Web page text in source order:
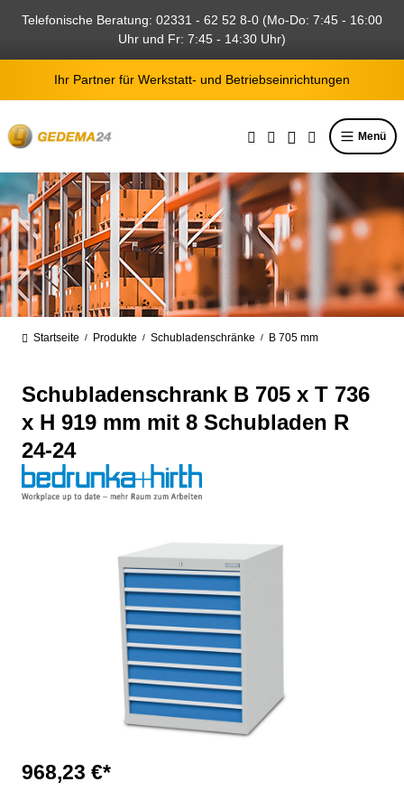
springen
Telefonische Beratung: 02331 - 62 52 8-0 (Mo-Do: 7:45 - 16:00
Uhr und Fr: 7:45 - 14:30 Uhr)
Ihr Partner für Werkstatt- und Betriebseinrichtungen
Menü
Startseite / Produkte / Schubladenschränke / B 705 mm
Schubladenschrank B 705 x T 736
x H 919 mm mit 8 Schubladen R
24-24
Bildergalerie überspringen
968,23 €*